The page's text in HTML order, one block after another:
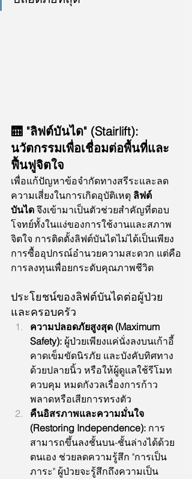
🛗 "ลิฟต์บันได" (Stairlift):
นวัตกรรมเพื่อเชื่อมต่อพื้นที่และ
ฟื้นฟูจิตใจ
เพื่อแก้ปัญหาข้อจำกัดทางสรีระและลด
ความเสี่ยงในการเกิดอุบัติเหตุ ลิฟต์
บันได จึงเข้ามาเป็นตัวช่วยสำคัญที่ตอบ
โจทย์ทั้งในแง่ของการใช้งานและสภาพ
จิตใจ การติดตั้งลิฟต์บันไดไม่ได้เป็นเพียง
การซื้ออุปกรณ์อำนวยความสะดวก แต่คือ
การลงทุนเพื่อยกระดับคุณภาพชีวิต
ประโยชน์ของลิฟต์บันไดต่อผู้ป่วย
และครอบครัว
ความปลอดภัยสูงสุด (Maximum
Safety): ผู้ป่วยเพียงแค่นั่งลงบนเก้าอี้
คาดเข็มขัดนิรภัย และบังคับทิศทาง
ด้วยปลายนิ้ว หรือให้ผู้ดูแลใช้รีโมท
ควบคุม หมดกังวลเรื่องการก้าว
พลาดหรือเสียการทรงตัว
คืนอิสรภาพและความมั่นใจ
(Restoring Independence): การ
สามารถขึ้นลงชั้นบน-ชั้นล่างได้ด้วย
ตนเอง ช่วยลดความรู้สึก "การเป็น
ภาระ" ผู้ป่วยจะรู้สึกถึงความเป็น